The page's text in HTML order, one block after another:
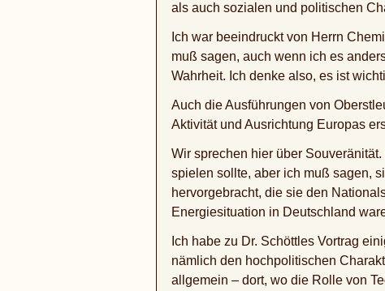
als auch sozialen und politischen
Ich war beeindruckt von Herrn
muß sagen, auch wenn ich es
Wahrheit. Ich denke also, es ist
Auch die Ausführungen von
Aktivität und Ausrichtung Europas
Wir sprechen hier über
spielen sollte, aber ich muß sagen,
hervorgebracht, die sie den
Energiesituation in Deutschland
Ich habe zu Dr. Schöttles Vortrag
nämlich den hochpolitischen
allgemein – dort, wo die Rolle von